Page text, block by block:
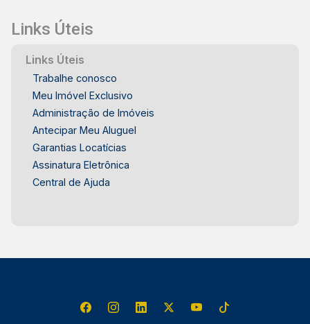
Links Úteis
Links Úteis
Trabalhe conosco
Meu Imóvel Exclusivo
Administração de Imóveis
Antecipar Meu Aluguel
Garantias Locatícias
Assinatura Eletrônica
Central de Ajuda